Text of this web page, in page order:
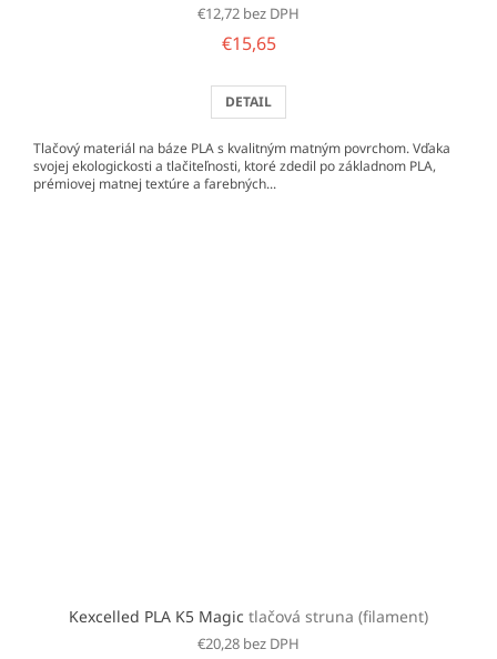
€12,72 bez DPH
€15,65
DETAIL
Tlačový materiál na báze PLA s kvalitným matným povrchom. Vďaka
svojej ekologickosti a tlačiteľnosti, ktoré zdedil po základnom PLA,
prémiovej matnej textúre a farebných...
Kexcelled PLA K5 Magic tlačová struna (filament)
€20,28 bez DPH